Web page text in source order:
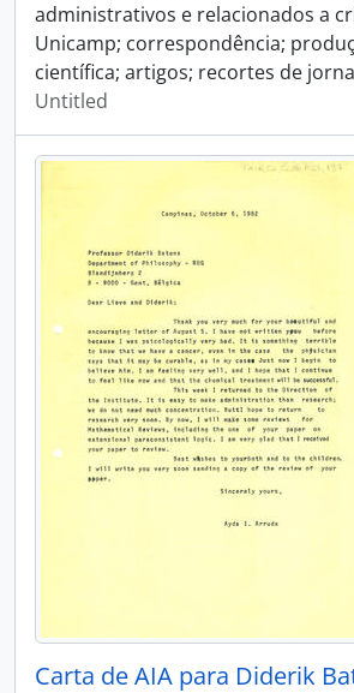
administrativos e relacionados a
Unicamp; correspondência;
científica; artigos; recortes de
Untitled
Carta de AIA para Diderik